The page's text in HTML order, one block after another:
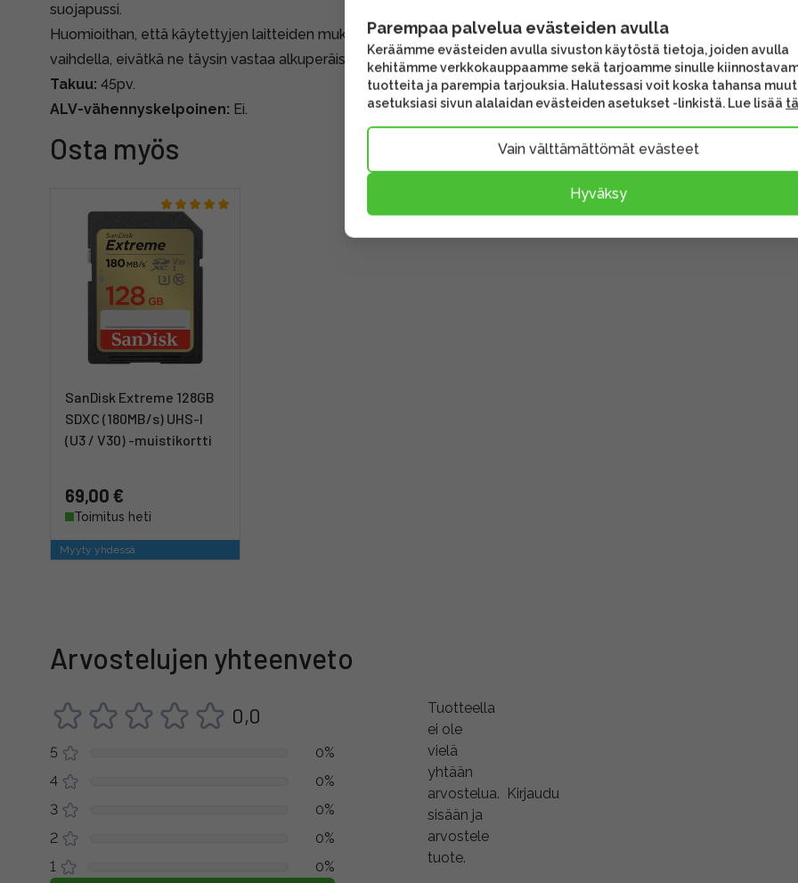
suojapussi.
Huomioithan, että käytettyjen laitteiden mukana tulevat lisävarusteet voivat
vaihdella, eivätkä ne täysin vastaa alkuperäispakkauksen sisältöä.
Takuu: 45pv.
ALV-vähennyskelpoinen: Ei.
Osta myös
SanDisk Extreme 128GB
SDXC (180MB/s) UHS-I
(U3 / V30) -muistikortti
69,00 €
Toimitus heti
Myyty yhdessä
Arvostelujen yhteenveto
0,0
5
0%
4
0%
3
0%
2
0%
1
0%
Tuotteella
ei ole
vielä
yhtään
arvostelua. Kirjaudu
sisään ja
arvostele
tuote.
Parempaa palvelua evästeiden avulla
Keräämme evästeiden avulla sivuston käytöstä tietoja, joiden avulla
kehitämme verkkokauppaamme sekä tarjoamme sinulle
tuotteita ja parempia tarjouksia. Halutessasi voit koska tahansa
asetuksiasi sivun alalaidan evästeiden asetukset -linkistä. Lue lisää
Vain välttämättömät evästeet
Hyväksy